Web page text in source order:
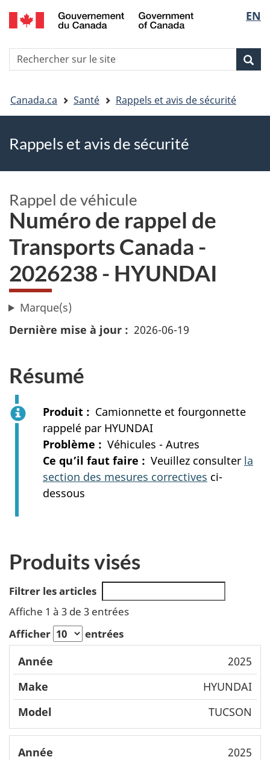
Skip
to
Skip
to
Passer
à
HTML
de
la
EN
Recherche
Vous
êtes
ici
Canada.ca Santé Rappels et avis de sécurité
Rappels et avis de sécurité
Rappel de véhicule
Numéro de rappel de
Transports Canada -
2026238 - HYUNDAI
Marque(s)
Dernière mise à jour
2026-06-19
Résumé
Produit
Camionnette et fourgonnette
rappelé par HYUNDAI
Problème
Véhicules - Autres
Ce qu’il faut faire
Veuillez consulter la
section des mesures correctives ci-
dessous
Produits visés
Filtrer les articles
Affiche 1 à 3 de 3 entrées
Afficher
entrées
Année Make
l
2025
HYUNDAI
TUCSON
2025